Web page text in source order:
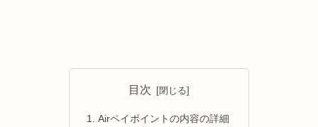
目次
Airペイポイントの内容の詳細